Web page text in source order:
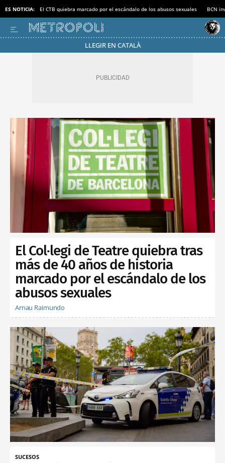
ES NOTICIA: El CTB quiebra marcado por el escándalo de los abusos sexuales BCN
LLEGIR EN CATALÀ
El Col·legi de Teatre quiebra tras
más de 40 años de historia
marcado por el escándalo de los
abusos sexuales
Arnau Raimundo
SUCESOS